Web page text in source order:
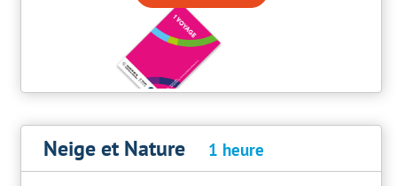
Neige et Nature 1 heure